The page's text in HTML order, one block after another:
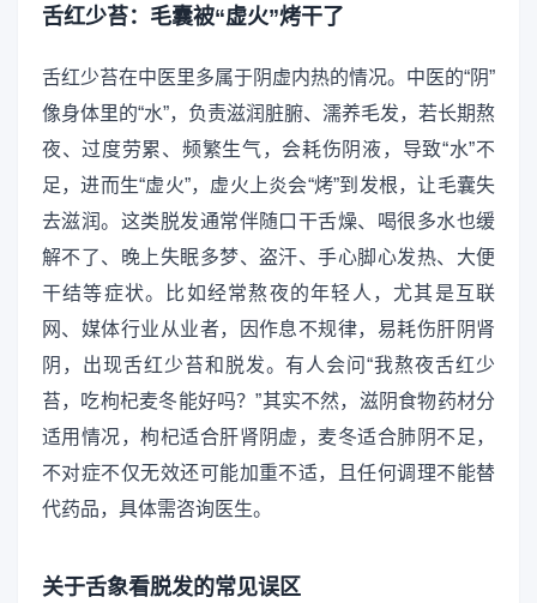
舌红少苔：毛囊被“虚火”烤干了
舌红少苔在中医里多属于阴虚内热的情况。中医的“阴”
像身体里的“水”，负责滋润脏腑、濡养毛发，若长期熬
夜、过度劳累、频繁生气，会耗伤阴液，导致“水”不
足，进而生“虚火”，虚火上炎会“烤”到发根，让毛囊失
去滋润。这类脱发通常伴随口干舌燥、喝很多水也缓
解不了、晚上失眠多梦、盗汗、手心脚心发热、大便
干结等症状。比如经常熬夜的年轻人，尤其是互联
网、媒体行业从业者，因作息不规律，易耗伤肝阴肾
阴，出现舌红少苔和脱发。有人会问“我熬夜舌红少
苔，吃枸杞麦冬能好吗？”其实不然，滋阴食物药材分
适用情况，枸杞适合肝肾阴虚，麦冬适合肺阴不足，
不对症不仅无效还可能加重不适，且任何调理不能替
代药品，具体需咨询医生。
关于舌象看脱发的常见误区